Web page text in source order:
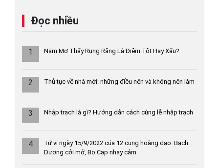
Đọc nhiều
1 Nằm Mơ Thấy Rụng Răng Là Điềm Tốt Hay Xấu?
2 Thủ tục về nhà mới: những điều nên và không nên làm
3 Nhập trạch là gì? Hướng dẫn cách cúng lễ nhập trạch
4
Tử vi ngày 15/9/2022 của 12 cung hoàng đạo: Bạch
Dương cởi mở, Bọ Cạp nhạy cảm